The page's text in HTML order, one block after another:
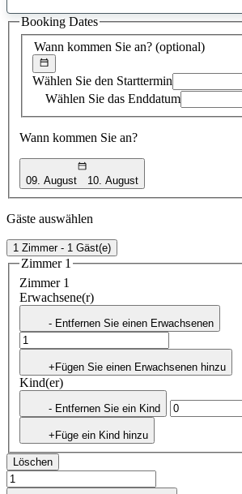
gefundener
Vorschlag
Wann kommen Sie an? (optional)
Wählen Sie den Starttermin
Wählen Sie das Enddatum
Wann kommen Sie an?
09. August 10. August
Booking Dates
Gäste auswählen
1 Zimmer - 1 Gäst(e)
Zimmer 1
Zimmer 1
Erwachsene(r)
- Entfernen Sie einen Erwachsenen
+Fügen Sie einen Erwachsenen hinzu
Kind(er)
- Entfernen Sie ein Kind
+Füge ein Kind hinzu
Löschen